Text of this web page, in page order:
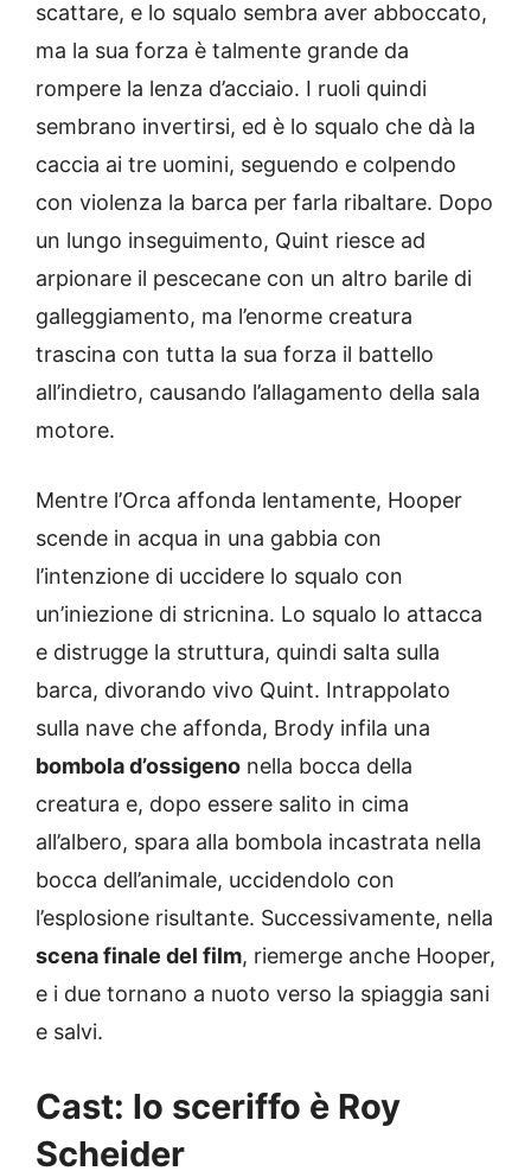
scattare, e lo squalo sembra aver abboccato,
ma la sua forza è talmente grande da
rompere la lenza d’acciaio. I ruoli quindi
sembrano invertirsi, ed è lo squalo che dà la
caccia ai tre uomini, seguendo e colpendo
con violenza la barca per farla ribaltare. Dopo
un lungo inseguimento, Quint riesce ad
arpionare il pescecane con un altro barile di
galleggiamento, ma l’enorme creatura
trascina con tutta la sua forza il battello
all’indietro, causando l’allagamento della sala
motore.
Mentre l’Orca affonda lentamente, Hooper
scende in acqua in una gabbia con
l’intenzione di uccidere lo squalo con
un’iniezione di stricnina. Lo squalo lo attacca
e distrugge la struttura, quindi salta sulla
barca, divorando vivo Quint. Intrappolato
sulla nave che affonda, Brody infila una
bombola d’ossigeno nella bocca della
creatura e, dopo essere salito in cima
all’albero, spara alla bombola incastrata nella
bocca dell’animale, uccidendolo con
l’esplosione risultante. Successivamente, nella
scena finale del film, riemerge anche Hooper,
e i due tornano a nuoto verso la spiaggia sani
e salvi.
Cast: lo sceriffo è Roy
Scheider